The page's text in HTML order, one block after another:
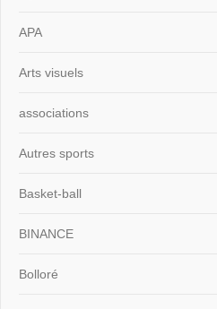
APA
Arts visuels
associations
Autres sports
Basket-ball
BINANCE
Bolloré